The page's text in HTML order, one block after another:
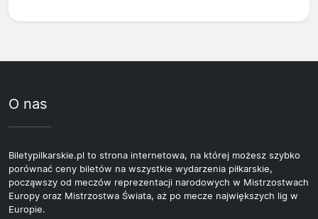
O nas
Biletypilkarskie.pl to strona internetowa, na której możesz szybko
porównać ceny biletów na wszystkie wydarzenia piłkarskie,
począwszy od meczów reprezentacji narodowych w Mistrzostwach
Europy oraz Mistrzostwa Świata, aż po mecze największych lig w
Europie.